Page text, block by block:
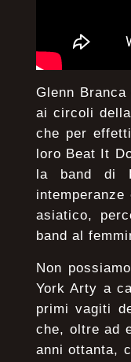
Glenn
ai circoli
che per
loro Beat It
la band di
asiatico,
band al
Non
York Arty a
primi vagiti
che, oltre ad
anni ottanta,